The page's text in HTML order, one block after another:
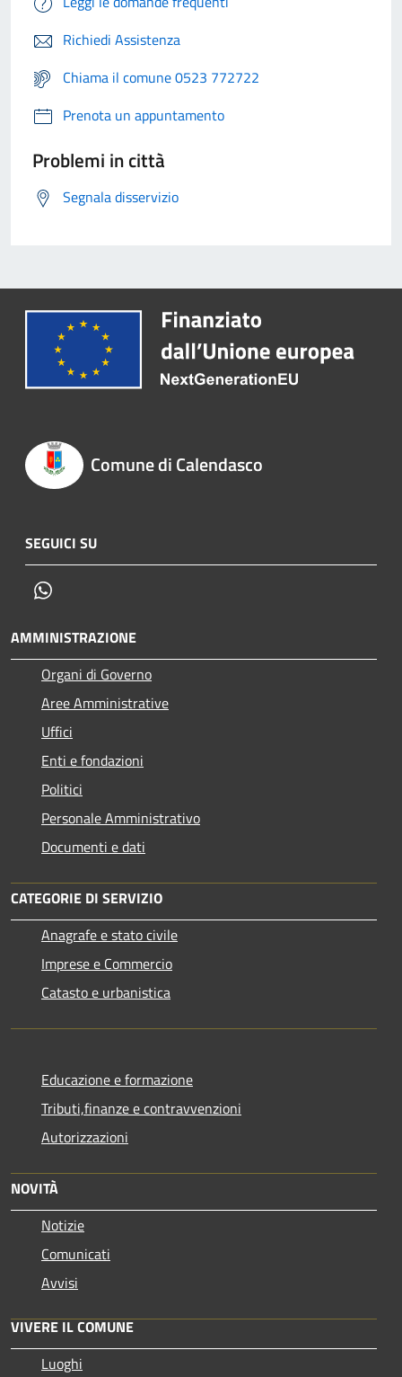
Richiedi Assistenza
Chiama il comune 0523 772722
Prenota un appuntamento
Problemi in città
Segnala disservizio
Comune di Calendasco
SEGUICI SU
AMMINISTRAZIONE
Organi di Governo
Aree Amministrative
Uffici
Enti e fondazioni
Politici
Personale Amministrativo
Documenti e dati
CATEGORIE DI SERVIZIO
Anagrafe e stato civile
Imprese e Commercio
Catasto e urbanistica
Educazione e formazione
Tributi,finanze e contravvenzioni
Autorizzazioni
NOVITÀ
Notizie
Comunicati
Avvisi
VIVERE IL COMUNE
Luoghi